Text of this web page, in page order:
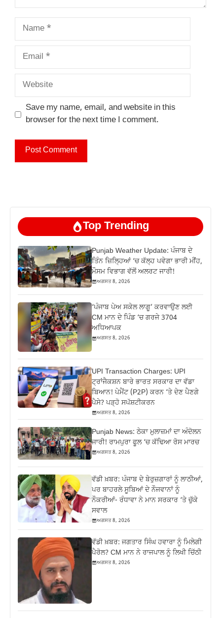
Name
Email
Website
Save my name, email, and website in this
browser for the next time I comment.
Top Trending
Punjab Weather Update: ਪੰਜਾਬ ਦੇ
ਤਿੰਨ ਜ਼‍ਿਲ੍ਹਿਆਂ ‘ਚ ਕੱਲ੍ਹ ਪਵੇਗਾ ਭਾਰੀ ਮੀਂਹ,
ਮੌਸਮ ਵਿਭਾਗ ਵੱਲੋਂ ਅਲਰਟ ਜਾਰੀ!
ਅਗਸਤ 8, 2026
‘ਪੰਜਾਬ ਪੇਅ ਸਕੇਲ ਲਾਗੂ’ ਕਰਵਾਉਣ ਲਈ
CM ਮਾਨ ਦੇ ਪਿੰਡ ‘ਚ ਗਰਜੇ 3704
ਅਧਿਆਪਕ
ਅਗਸਤ 8, 2026
UPI Transaction Charges: UPI
ਟ੍ਰਾਂਜੈਕਸ਼ਨ ਬਾਰੇ ਭਾਰਤ ਸਰਕਾਰ ਦਾ ਵੱਡਾ
ਬਿਆਨ! ਪੇਮੈਂਟ (P2P) ਕਰਨ ‘ਤੇ ਦੇਣ ਪੈਣਗੇ
ਪੈਸੇ? ਪੜ੍ਹੋ ਸਪੱਸ਼ਟੀਕਰਨ
ਅਗਸਤ 8, 2026
Punjab News: ਠੇਕਾ ਮੁਲਾਜ਼ਮਾਂ ਦਾ ਅੰਦੋਲਨ
ਜਾਰੀ! ਰਾਮਪੁਰਾ ਫੂਲ ‘ਚ ਕੱਢਿਆ ਰੋਸ ਮਾਰਚ
ਅਗਸਤ 8, 2026
ਵੱਡੀ ਖ਼ਬਰ: ਪੰਜਾਬ ਦੇ ਬੇਰੁਜ਼ਗਾਰਾਂ ਨੂੰ ਲਾਠੀਆਂ,
ਪਰ ਬਾਹਰਲੇ ਸੂਬਿਆਂ ਦੇ ਨੌਜਵਾਨਾਂ ਨੂੰ
ਨੌਕਰੀਆਂ- ਰੰਧਾਵਾ ਨੇ ਮਾਨ ਸਰਕਾਰ ‘ਤੇ ਚੁੱਕੇ
ਸਵਾਲ
ਅਗਸਤ 8, 2026
ਵੱਡੀ ਖ਼ਬਰ: ਜਗਤਾਰ ਸਿੰਘ ਹਵਾਰਾ ਨੂੰ ਮਿਲੇਗੀ
ਪੈਰੋਲ? CM ਮਾਨ ਨੇ ਰਾਜਪਾਲ ਨੂੰ ਲਿਖੀ ਚਿੱਠੀ
ਅਗਸਤ 8, 2026